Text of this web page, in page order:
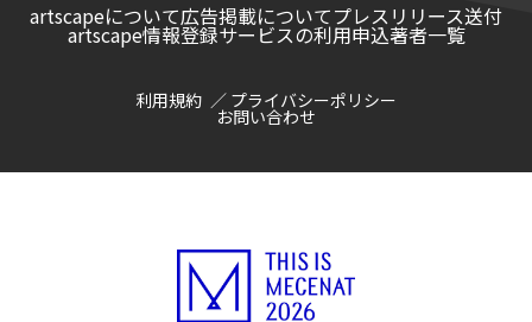
artscapeについて広告掲載についてプレスリリース送付
artscape情報登録サービスの利用申込著者一覧
利用規約 プライバシーポリシー
お問い合わせ